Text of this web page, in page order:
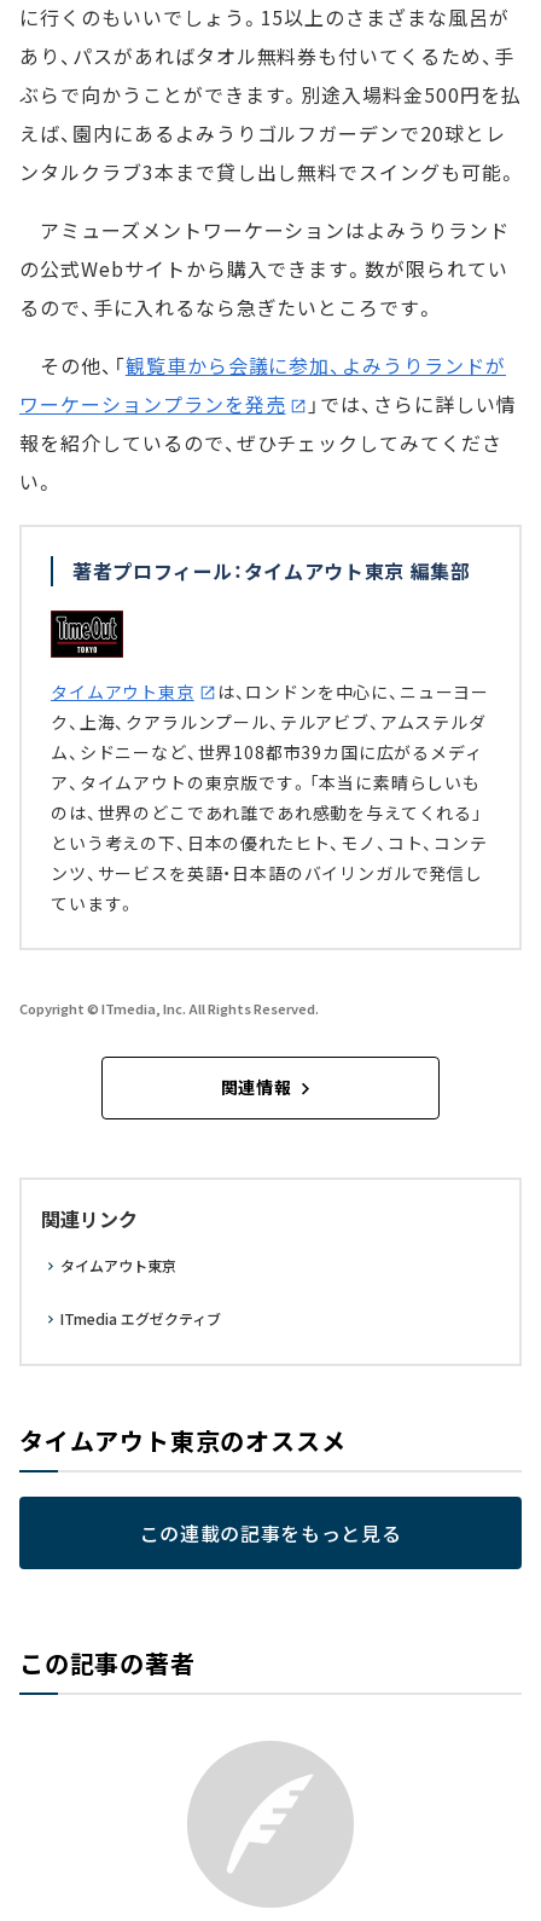
に行くのもいいでしょう。15以上のさまざまな風呂が
あり、パスがあればタオル無料券も付いてくるため、手
ぶらで向かうことができます。別途入場料金500円を払
えば、園内にあるよみうりゴルフガーデンで20球とレ
ンタルクラブ3本まで貸し出し無料でスイングも可能。
アミューズメントワーケーションはよみうりランド
の公式Webサイトから購入できます。数が限られてい
るので、手に入れるなら急ぎたいところです。
その他、「観覧車から会議に参加、よみうりランドが
ワーケーションプランを発売
」では、さらに詳しい情
報を紹介しているので、ぜひチェックしてみてくださ
い。
著者プロフィール：タイムアウト東京 編集部
タイムアウト東京
は、ロンドンを中心に、ニューヨー
ク、上海、クアラルンプール、テルアビブ、アムステルダ
ム、シドニーなど、世界108都市39カ国に広がるメディ
ア、タイムアウトの東京版です。「本当に素晴らしいも
のは、世界のどこであれ誰であれ感動を与えてくれる」
という考えの下、日本の優れたヒト、モノ、コト、コンテ
ンツ、サービスを英語・日本語のバイリンガルで発信し
ています。
Copyright © ITmedia, Inc. All Rights Reserved.
関連情報
関連リンク
タイムアウト東京
ITmedia エグゼクティブ
タイムアウト東京のオススメ
この連載の記事をもっと見る
この記事の著者